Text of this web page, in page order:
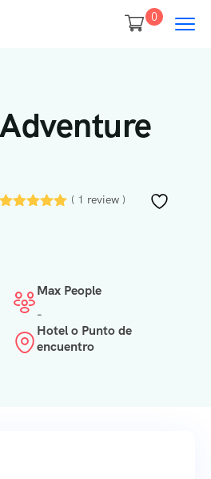
0
( 1 review )
Max People
-
Hotel o Punto de
encuentro